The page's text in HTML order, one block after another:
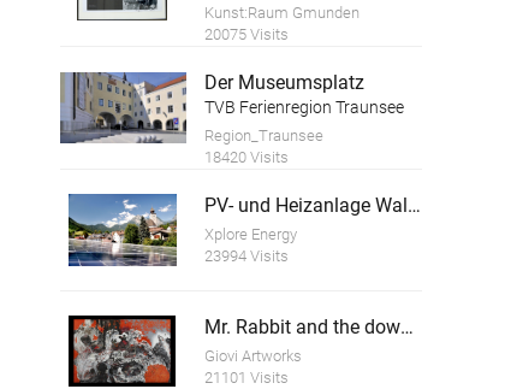
Kunst:Raum Gmunden
20075 Visits
Der Museumsplatz
TVB Ferienregion Traunsee
Region_Traunsee
18420 Visits
PV- und Heizanlage Wallig
Xplore Energy
23994 Visits
Mr. Rabbit and the downgoing planet
Giovi Artworks
21101 Visits